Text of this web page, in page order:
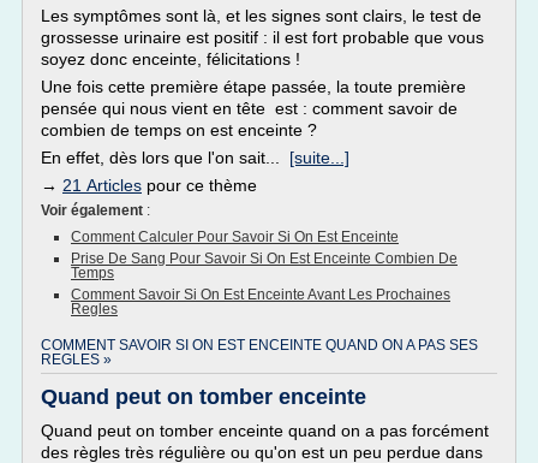
Les symptômes sont là, et les signes sont clairs, le test de
grossesse urinaire est positif : il est fort probable que vous
soyez donc enceinte, félicitations !
Une fois cette première étape passée, la toute première
pensée qui nous vient en tête est : comment savoir de
combien de temps on est enceinte ?
En effet, dès lors que l'on sait... [suite...]
→ 21 Articles pour ce thème
Voir également :
Comment Calculer Pour Savoir Si On Est Enceinte
Prise De Sang Pour Savoir Si On Est Enceinte Combien De
Temps
Comment Savoir Si On Est Enceinte Avant Les Prochaines
Regles
COMMENT SAVOIR SI ON EST ENCEINTE QUAND ON A PAS SES
REGLES »
Quand peut on tomber enceinte
Quand peut on tomber enceinte quand on a pas forcément
des règles très régulière ou qu'on est un peu perdue dans